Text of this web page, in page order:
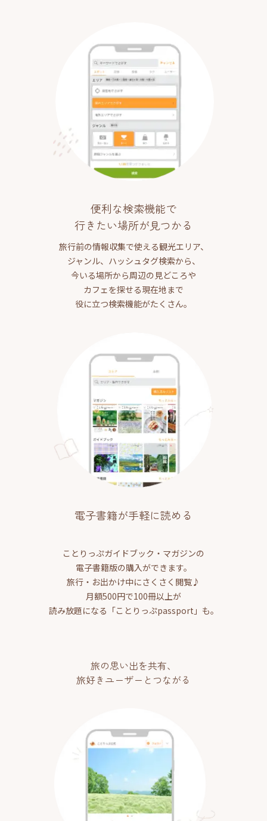
便利な検索機能で
行きたい場所が見つかる
旅行前の情報収集で使える観光エリア、
ジャンル、ハッシュタグ検索から、
今いる場所から周辺の見どころや
カフェを探せる現在地まで
役に立つ検索機能がたくさん。
電子書籍が手軽に読める
ことりっぷガイドブック・マガジンの
電子書籍版の購入ができます。
旅行・お出かけ中にさくさく閲覧♪
月額500円で100冊以上が
読み放題になる「ことりっぷpassport」も。
旅の思い出を共有、
旅好きユーザーとつながる